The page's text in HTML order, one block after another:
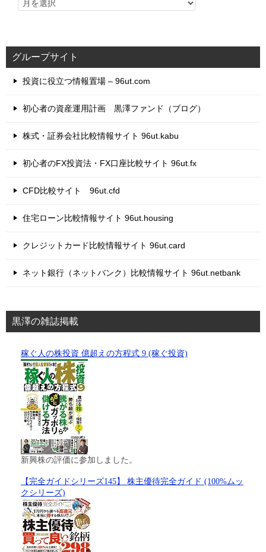
グループサイト
投資に役立つ情報置場 – 96ut.com
初心者の資産運用計画 黒澤ファンド（ブログ）
株式・証券会社比較情報サイト 96ut.kabu
初心者のFX投資法・FX口座比較サイト 96ut.fx
CFD比較サイト 96ut.cfd
住宅ローン比較情報サイト 96ut.housing
クレジットカード比較情報サイト 96ut.card
ネット銀行（ネットバンク）比較情報サイト 96ut.netbank
黒澤の雑誌掲載
稼ぐ人の株投資 億超えの方程式 9 (稼ぐ投資)
新興株の評価に参加しました。
【完全ガイドシリーズ145】 株主優待完全ガイド (100%ムッ
クシリーズ)